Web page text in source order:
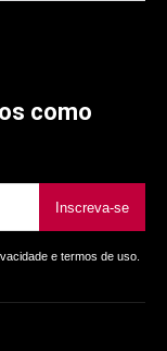
como
Inscreva-se
e termos de uso.